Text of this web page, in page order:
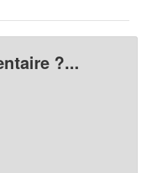
?...